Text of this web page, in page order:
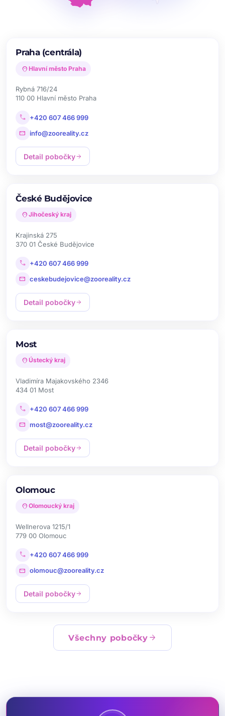
Praha (centrála)
location_on Hlavní město Praha
Rybná 716/24
110 00 Hlavní město Praha
call +420 607 466 999
mail info@zooreality.cz
Detail pobočkyarrow_forward
České Budějovice
location_on Jihočeský kraj
Krajinská 275
370 01 České Budějovice
call +420 607 466 999
mail ceskebudejovice@zooreality.cz
Detail pobočkyarrow_forward
Most
location_on Ústecký kraj
Vladimíra Majakovského 2346
434 01 Most
call +420 607 466 999
mail most@zooreality.cz
Detail pobočkyarrow_forward
Olomouc
location_on Olomoucký kraj
Wellnerova 1215/1
779 00 Olomouc
call +420 607 466 999
mail olomouc@zooreality.cz
Detail pobočkyarrow_forward
Všechny pobočky arrow_forward